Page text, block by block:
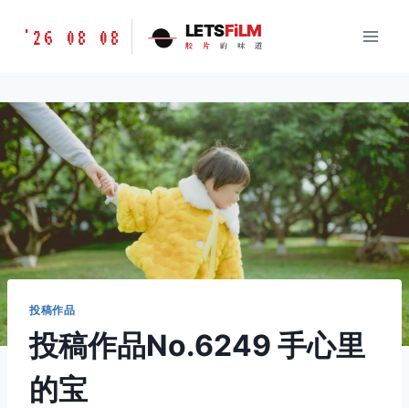
胶
味
道
LETSFILM
'26 08 08 LETSFiLM
胶 片 的 味 道
投稿作品
投稿作品No.6249 手心里
的宝